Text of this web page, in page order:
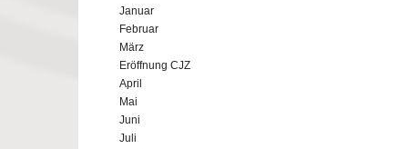
Januar
Februar
März
Eröffnung CJZ
April
Mai
Juni
Juli